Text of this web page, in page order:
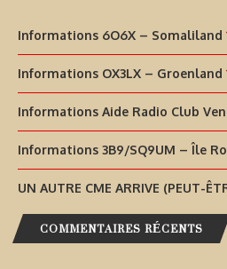
Informations 6O6X – Somaliland
Informations OX3LX – Groenland
Informations Aide Radio Club
Informations 3B9/SQ9UM – Île
UN AUTRE CME ARRIVE (PEUT-
COMMENTAIRES RÉCENTS